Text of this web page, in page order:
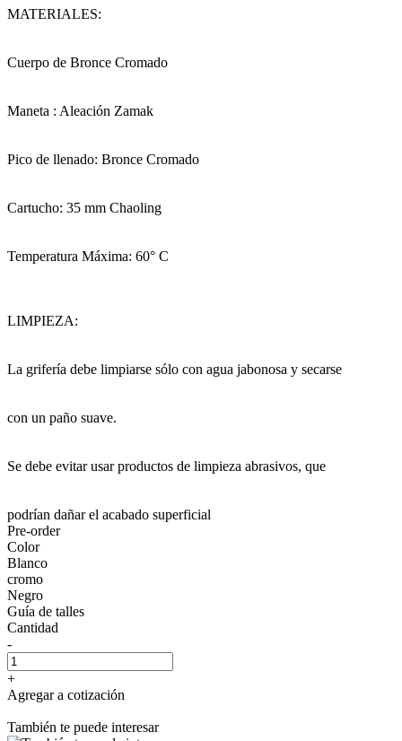
MATERIALES:
Cuerpo de Bronce Cromado
Maneta : Aleación Zamak
Pico de llenado: Bronce Cromado
Cartucho: 35 mm Chaoling
Temperatura Máxima: 60° C
LIMPIEZA:
La grifería debe limpiarse sólo con agua jabonosa y secarse
con un paño suave.
Se debe evitar usar productos de limpieza abrasivos, que
podrían dañar el acabado superficial
Pre-order
Color
Blanco
cromo
Negro
Guía de talles
Cantidad
-
+
Agregar a cotización
También te puede interesar